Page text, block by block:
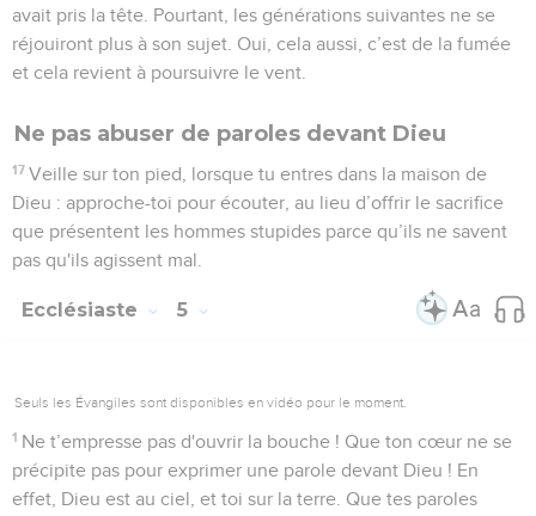
avait pris la tête. Pourtant, les générations suivantes ne se
réjouiront plus à son sujet. Oui, cela aussi, c’est de la fumée
et cela revient à poursuivre le vent.
Ne pas abuser de paroles devant Dieu
17 Veille sur ton pied, lorsque tu entres dans la maison de
Dieu : approche-toi pour écouter, au lieu d’offrir le sacrifice
que présentent les hommes stupides parce qu’ils ne savent
pas qu'ils agissent mal.
Ecclésiaste 5
Seuls les Évangiles sont disponibles en vidéo pour le moment.
1 Ne t’empresse pas d'ouvrir la bouche ! Que ton cœur ne se
précipite pas pour exprimer une parole devant Dieu ! En
effet, Dieu est au ciel, et toi sur la terre. Que tes paroles